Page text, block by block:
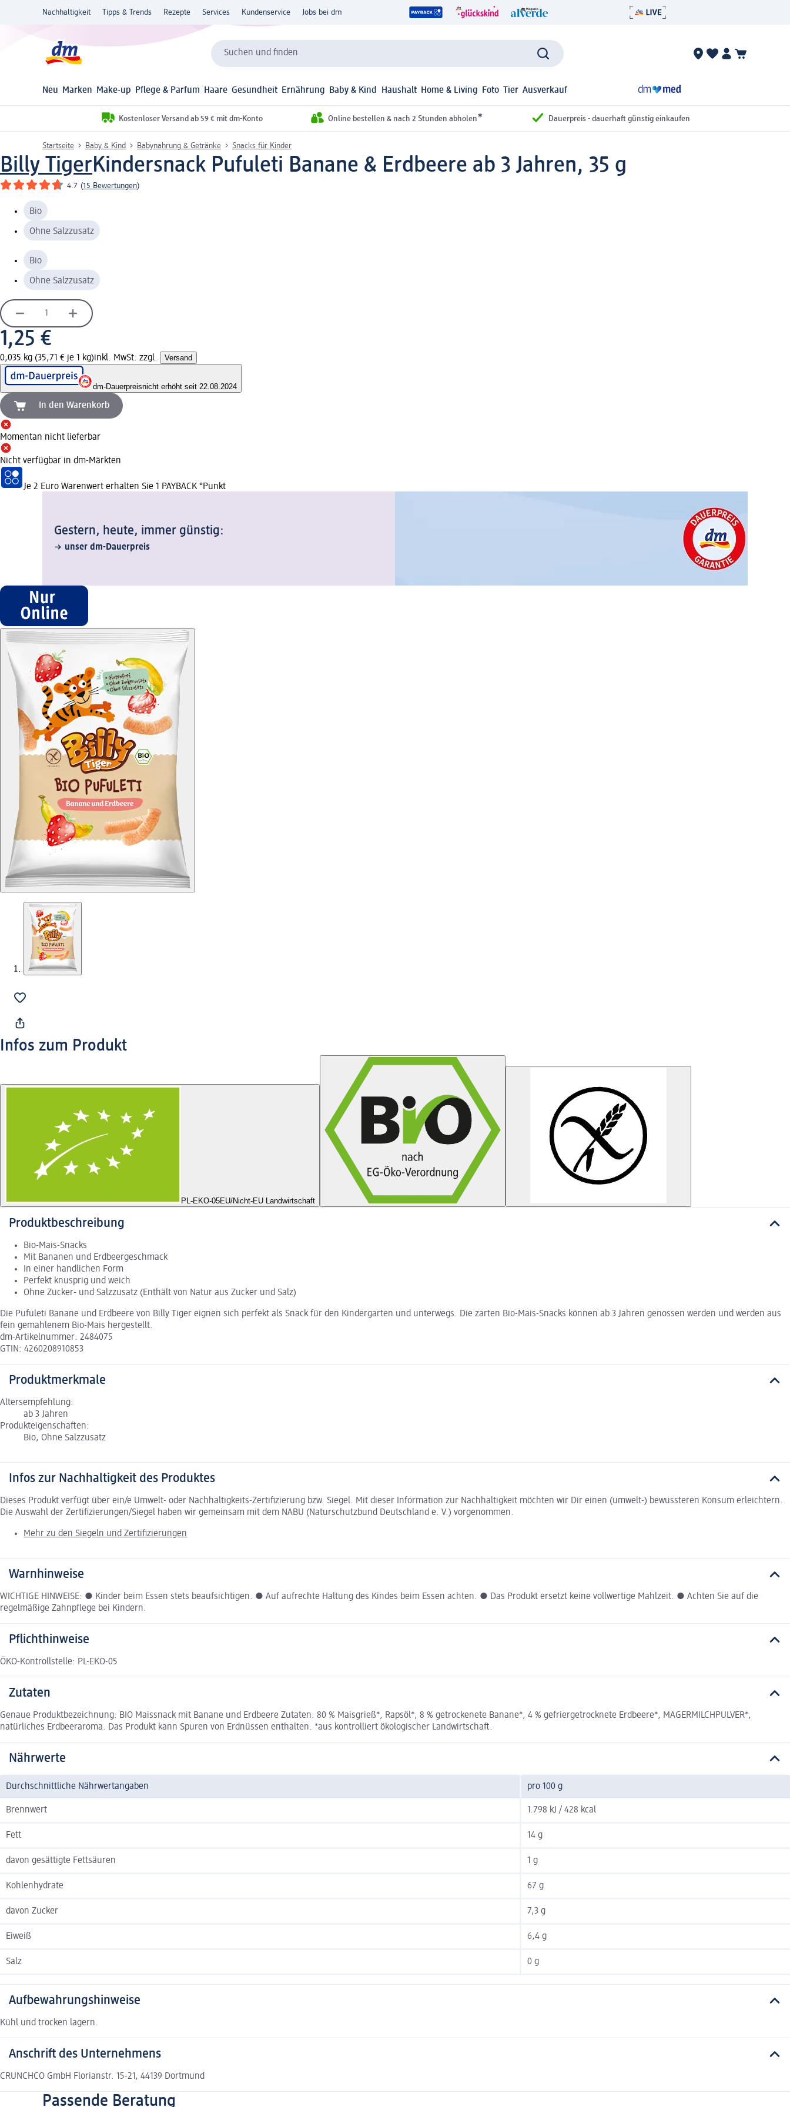
Nachhaltigkeit Tipps & Trends Rezepte Services Kundenservice Jobs bei dm
Suchen und finden
Neu Marken Make-up Pflege & Parfum Haare Gesundheit Ernährung Baby & Kind Haushalt Home & Living Foto Tier Ausverkauf
Kostenloser Versand ab 59 € mit dm-Konto Online bestellen & nach 2 Stunden abholen* Dauerpreis - dauerhaft günstig einkaufen
Startseite Baby & Kind Babynahrung & Getränke Snacks für Kinder
Billy TigerKindersnack Pufuleti Banane & Erdbeere ab 3 Jahren, 35 g
4.7 (15 Bewertungen)
Bio
Ohne Salzzusatz
Bio
Ohne Salzzusatz
1,25 €
0,035 kg (35,71 € je 1 kg)inkl. MwSt. zzgl. Versand
dm-Dauerpreisnicht erhöht seit 22.08.2024
In den Warenkorb
Momentan nicht lieferbar
Nicht verfügbar in dm-Märkten
Je 2 Euro Warenwert erhalten Sie 1 PAYBACK °Punkt
Gestern, heute, immer günstig:
unser dm-Dauerpreis
Infos zum Produkt
PL-EKO-05EU/Nicht-EU Landwirtschaft
Produktbeschreibung
Bio-Mais-Snacks
Mit Bananen und Erdbeergeschmack
In einer handlichen Form
Perfekt knusprig und weich
Ohne Zucker- und Salzzusatz (Enthält von Natur aus Zucker und Salz)
Die Pufuleti Banane und Erdbeere von Billy Tiger eignen sich perfekt als Snack für den Kindergarten und unterwegs. Die zarten Bio-Mais-Snacks können ab 3 Jahren genossen werden und werden aus
fein gemahlenem Bio-Mais hergestellt.
dm-Artikelnummer: 2484075
GTIN: 4260208910853
Produktmerkmale
Altersempfehlung:
ab 3 Jahren
Produkteigenschaften:
Bio, Ohne Salzzusatz
Infos zur Nachhaltigkeit des Produktes
Dieses Produkt verfügt über ein/e Umwelt- oder Nachhaltigkeits-Zertifizierung bzw. Siegel. Mit dieser Information zur Nachhaltigkeit möchten wir Dir einen (umwelt-) bewussteren Konsum erleichtern.
Die Auswahl der Zertifizierungen/Siegel haben wir gemeinsam mit dem NABU (Naturschutzbund Deutschland e. V.) vorgenommen.
Mehr zu den Siegeln und Zertifizierungen
Warnhinweise
WICHTIGE HINWEISE: ● Kinder beim Essen stets beaufsichtigen. ● Auf aufrechte Haltung des Kindes beim Essen achten. ● Das Produkt ersetzt keine vollwertige Mahlzeit. ● Achten Sie auf die
regelmäßige Zahnpflege bei Kindern.
Pflichthinweise
ÖKO-Kontrollstelle: PL-EKO-05
Zutaten
Genaue Produktbezeichnung: BIO Maissnack mit Banane und Erdbeere Zutaten: 80 % Maisgrieß*, Rapsöl*, 8 % getrockenete Banane*, 4 % gefriergetrocknete Erdbeere*, MAGERMILCHPULVER*,
natürliches Erdbeeraroma. Das Produkt kann Spuren von Erdnüssen enthalten. *aus kontrolliert ökologischer Landwirtschaft.
Nährwerte
Durchschnittliche Nährwertangaben pro 100 g
Brennwert 1.798 kJ / 428 kcal
Fett 14 g
davon gesättigte Fettsäuren 1 g
Kohlenhydrate 67 g
davon Zucker 7,3 g
Eiweiß 6,4 g
Salz 0 g
Aufbewahrungshinweise
Kühl und trocken lagern.
Anschrift des Unternehmens
CRUNCHCO GmbH Florianstr. 15-21, 44139 Dortmund
Passende Beratung